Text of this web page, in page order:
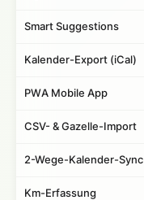
Smart Suggestions
Kalender-Export (iCal)
PWA Mobile App
CSV- & Gazelle-Import
2-Wege-Kalender-Sync
Km-Erfassung